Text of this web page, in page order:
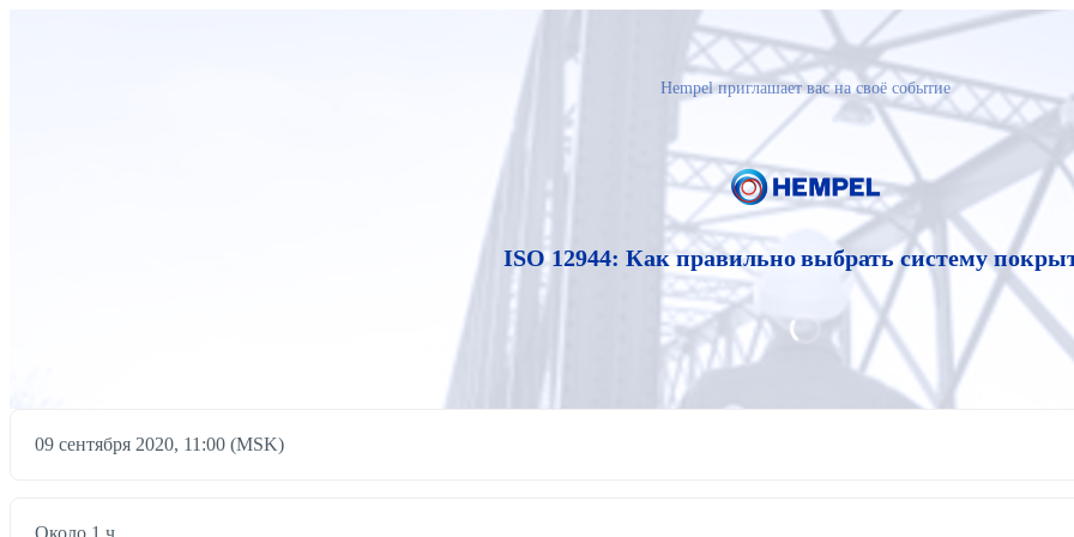
Hempel приглашает вас на своё событие
ISO 12944: Как правильно выбрать систему
09 сентября 2020, 11:00 (MSK)